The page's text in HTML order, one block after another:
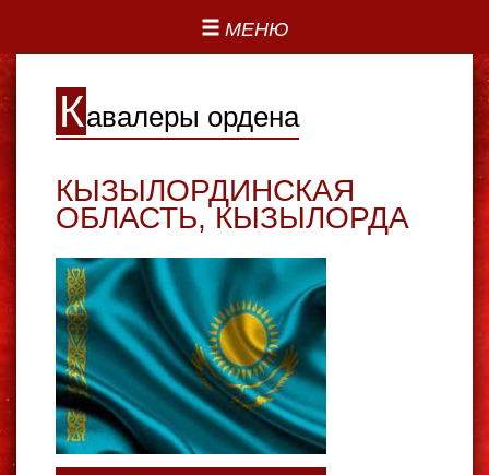
МЕНЮ
Кавалеры ордена
КЫЗЫЛОРДИНСКАЯ
ОБЛАСТЬ,КЫЗЫЛОРДА